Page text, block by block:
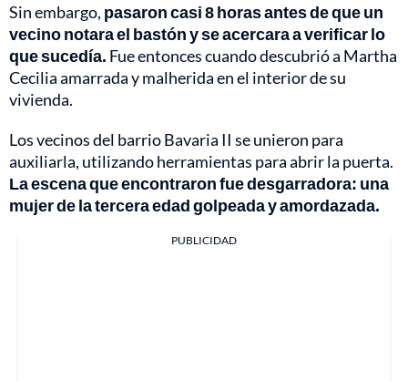
Sin embargo, pasaron casi 8 horas antes de que un
vecino notara el bastón y se acercara a verificar lo
que sucedía. Fue entonces cuando descubrió a Martha
Cecilia amarrada y malherida en el interior de su
vivienda.
Los vecinos del barrio Bavaria II se unieron para
auxiliarla, utilizando herramientas para abrir la puerta.
La escena que encontraron fue desgarradora: una
mujer de la tercera edad golpeada y amordazada.
PUBLICIDAD